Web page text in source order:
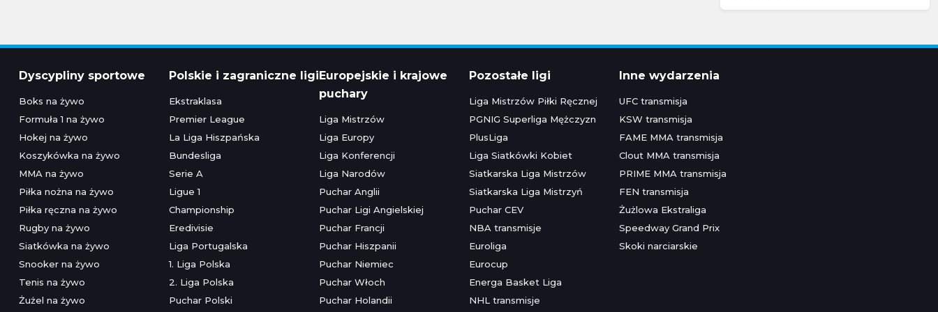
Dyscypliny sportowe
Boks na żywo
Formuła 1 na żywo
Hokej na żywo
Koszykówka na żywo
MMA na żywo
Piłka nożna na żywo
Piłka ręczna na żywo
Rugby na żywo
Siatkówka na żywo
Snooker na żywo
Tenis na żywo
Żużel na żywo
Polskie i zagraniczne ligi
Ekstraklasa
Premier League
La Liga Hiszpańska
Bundesliga
Serie A
Ligue 1
Championship
Eredivisie
Liga Portugalska
1. Liga Polska
2. Liga Polska
Puchar Polski
Europejskie i krajowe
puchary
Liga Mistrzów
Liga Europy
Liga Konferencji
Liga Narodów
Puchar Anglii
Puchar Ligi Angielskiej
Puchar Francji
Puchar Hiszpanii
Puchar Niemiec
Puchar Włoch
Puchar Holandii
Pozostałe ligi
Liga Mistrzów Piłki Ręcznej
PGNIG Superliga Mężczyzn
PlusLiga
Liga Siatkówki Kobiet
Siatkarska Liga Mistrzów
Siatkarska Liga Mistrzyń
Puchar CEV
NBA transmisje
Euroliga
Eurocup
Energa Basket Liga
NHL transmisje
Inne wydarzenia
UFC transmisja
KSW transmisja
FAME MMA transmisja
Clout MMA transmisja
PRIME MMA transmisja
FEN transmisja
Żużlowa Ekstraliga
Speedway Grand Prix
Skoki narciarskie